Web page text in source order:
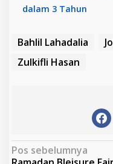
dalam 3 Tahun
Bahlil Lahadalia
Zulkifli Hasan
N
Pos sebelumnya